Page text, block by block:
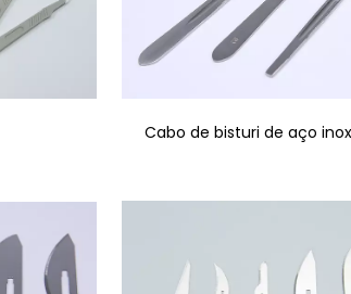
Cabo de bisturi de aço